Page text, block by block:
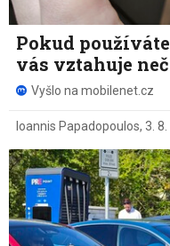
Pokud
vás vztahuje
Vyšlo na mobilenet.cz
Ioannis Papadopoulos, 3. 8.